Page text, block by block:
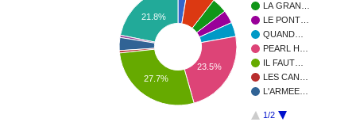
LA GRAN…
LE PONT…
QUAND…
PEARL H…
IL FAUT…
LES CAN…
L'ARMEE…
1/2
23.5%
21.8%
27.7%